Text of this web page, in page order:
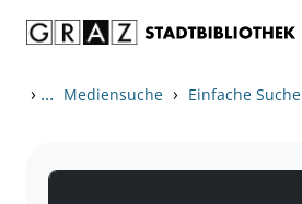
› ... Mediensuche › Einfache Suche